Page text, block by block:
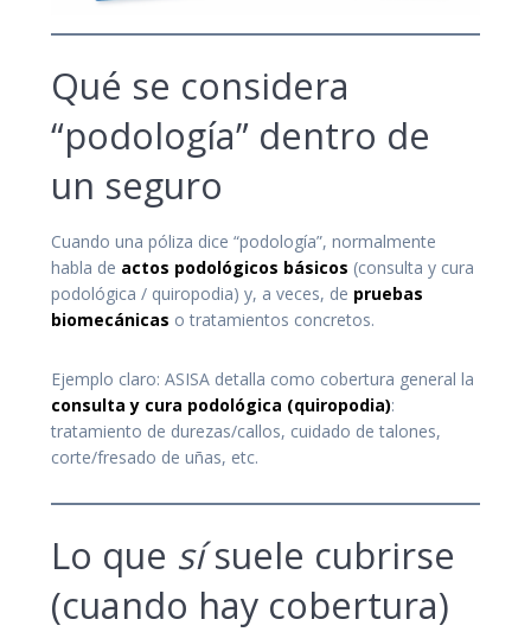
Qué se considera
“podología” dentro de
un seguro
Cuando una póliza dice “podología”, normalmente
habla de actos podológicos básicos (consulta y cura
podológica / quiropodia) y, a veces, de pruebas
biomecánicas o tratamientos concretos.
Ejemplo claro: ASISA detalla como cobertura general la
consulta y cura podológica (quiropodia):
tratamiento de durezas/callos, cuidado de talones,
corte/fresado de uñas, etc.
Lo que sísuele cubrirse
(cuando hay cobertura)